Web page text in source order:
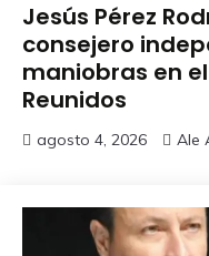
Jesús Pérez
consejero
maniobras en
Reunidos
agosto 4, 2026 Ale